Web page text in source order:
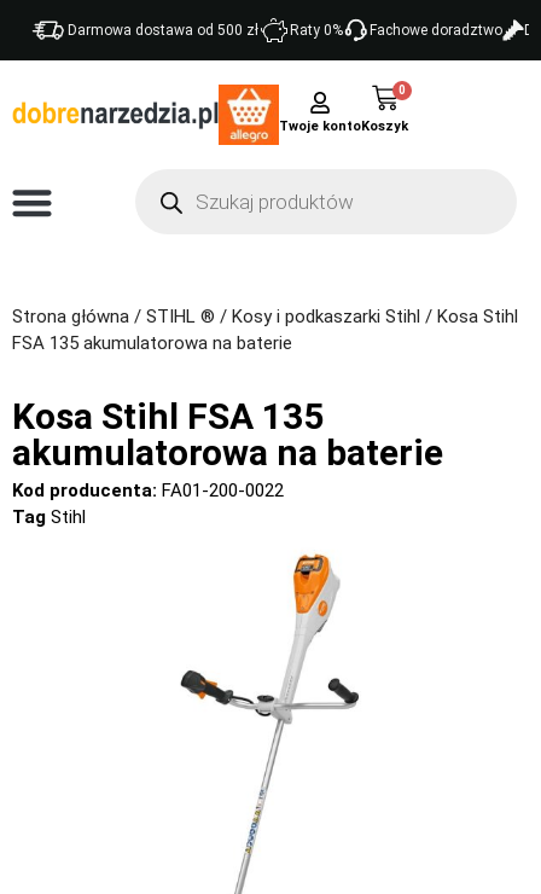
Darmowa dostawa od 500 zł Raty 0% Fachowe doradztwo
Twoje konto
0
Strona główna / STIHL ® / Kosy i podkaszarki Stihl / Kosa Stihl
FSA 135 akumulatorowa na baterie
Kosa Stihl FSA 135
akumulatorowa na baterie
Kod producenta: FA01-200-0022
Tag Stihl